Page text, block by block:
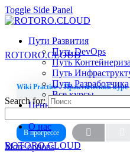
Toggle Side Panel
Пути Развития
Путь DevOps
Путь
Путь
Путь Разработчика
Все курсы
Цены
О нас
More options
ROTORO.CLOUD
Search for:
ROTORO.CLOUD
Wiki Practice – Практический
УРОК 2, ТЕМА 1
В прогрессе